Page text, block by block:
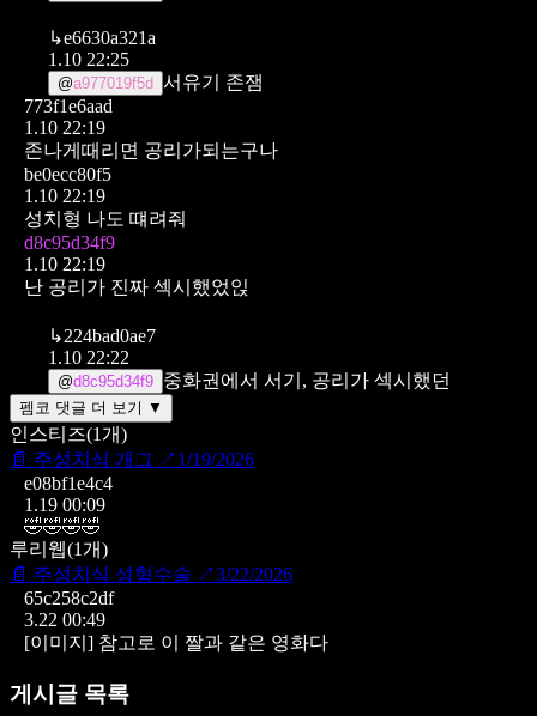
↳e6630a321a
1.10 22:25
@a977019f5d 서유기 존잼
773f1e6aad
1.10 22:19
존나게때리면 공리가되는구나
be0ecc80f5
1.10 22:19
성치형 나도 떄려줘
d8c95d34f9
1.10 22:19
난 공리가 진짜 섹시했었읹
↳224bad0ae7
1.10 22:22
@d8c95d34f9 중화권에서 서기, 공리가 섹시했던
펨코 댓글 더 보기 ▼
인스티즈(1개)
📄 주성치식 개그 ↗ 1/19/2026
e08bf1e4c4
1.19 00:09
🤣🤣🤣🤣
루리웹(1개)
📄 주성치식 성형수술 ↗3/22/2026
65c258c2df
3.22 00:49
[이미지] 참고로 이 짤과 같은 영화다
게시글 목록